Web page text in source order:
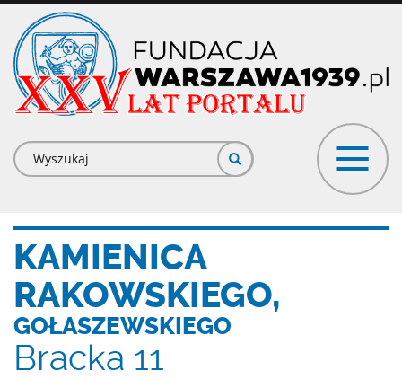
Przejdź
treści
Formularz
wyszukiwania
KAMIENICA
RAKOWSKIEGO,
GOŁASZEWSKIEGO
Bracka 11